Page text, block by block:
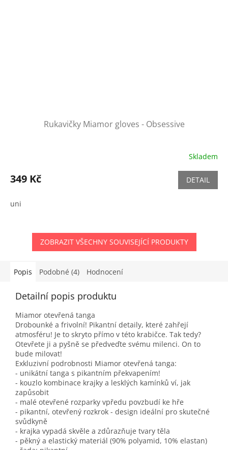
Rukavičky Miamor gloves - Obsessive
Skladem
349 Kč DETAIL
uni
ZOBRAZIT VŠECHNY SOUVISEJÍCÍ PRODUKTY
Popis Podobné (4) Hodnocení
Detailní popis produktu
Miamor otevřená tanga
Drobounké a frivolní! Pikantní detaily, které zahřejí
atmosféru! Je to skryto přímo v této krabičce. Tak tedy?
Otevřete ji a pyšně se předveďte svému milenci. On to
bude milovat!
Exkluzivní podrobnosti Miamor otevřená tanga:
- unikátní tanga s pikantním překvapením!
- kouzlo kombinace krajky a lesklých kamínků ví, jak
zapůsobit
- malé otevřené rozparky vpředu povzbudí ke hře
- pikantní, otevřený rozkrok - design ideální pro skutečné
svůdkyně
- krajka vypadá skvěle a zdůrazňuje tvary těla
- pěkný a elastický materiál (90% polyamid, 10% elastan)